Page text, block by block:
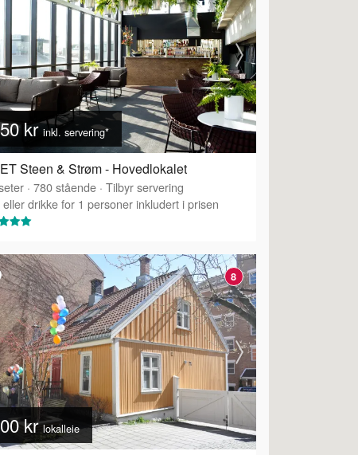
krinkl. servering*
Steen & Strøm - Hovedlokalet
· 780stående · Tilbyr servering
drikke for 1 personer inkludert i prisen
8
krlokalleie